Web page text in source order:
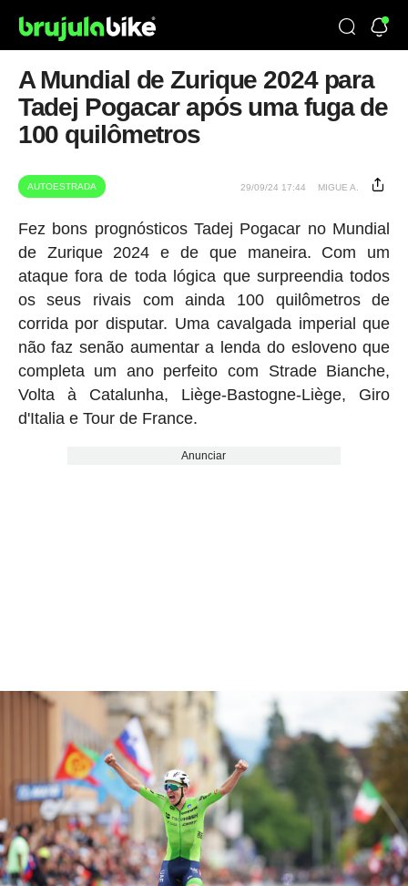
A Mundial de Zurique 2024 para
Tadej Pogacar após uma fuga de
100 quilômetros
AUTOESTRADA 29/09/24 17:44 MIGUE A.
Fez bons prognósticos Tadej Pogacar no Mundial
de Zurique 2024 e de que maneira. Com um
ataque fora de toda lógica que surpreendia todos
os seus rivais com ainda 100 quilômetros de
corrida por disputar. Uma cavalgada imperial que
não faz senão aumentar a lenda do esloveno que
completa um ano perfeito com Strade Bianche,
Volta à Catalunha, Liège-Bastogne-Liège, Giro
d'Italia e Tour de France.
Anunciar